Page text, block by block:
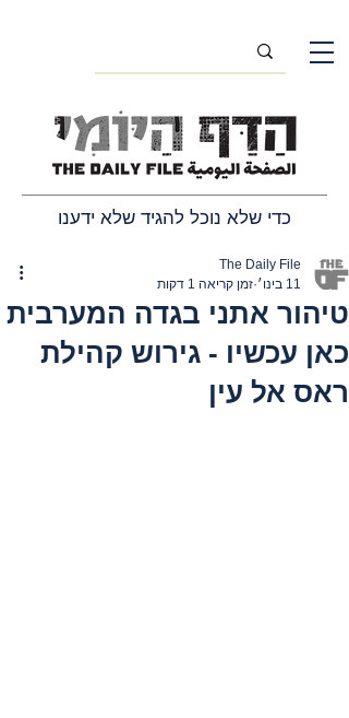
כדי שלא נוכל להגיד שלא ידענו
טיהור אתני בגדה המערבית
כאן עכשיו - גירוש קהילת
ראס אל עין
The Daily File
11 בינו׳
זמן קריאה 1 דקות